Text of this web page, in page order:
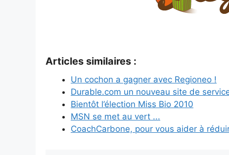
Articles similaires :
Un cochon a gagner avec Regioneo !
Durable.com un nouveau site de
Bientôt l’élection Miss Bio 2010
MSN se met au vert ...
CoachCarbone, pour vous aider à